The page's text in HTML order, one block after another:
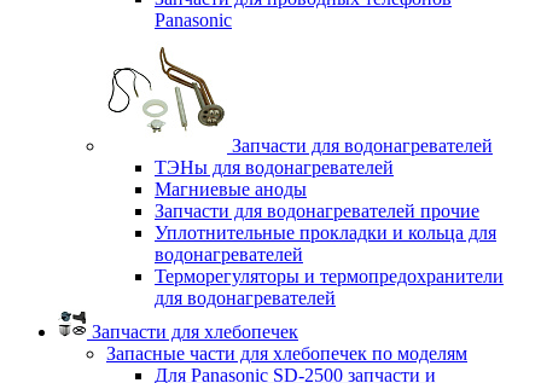
Panasonic
Запчасти для водонагревателей
ТЭНы для водонагревателей
Магниевые аноды
Запчасти для водонагревателей прочие
Уплотнительные прокладки и кольца для
водонагревателей
Терморегуляторы и термопредохранители
для водонагревателей
Запчасти для хлебопечек
Запасные части для хлебопечек по моделям
Для Panasonic SD-2500 запчасти и